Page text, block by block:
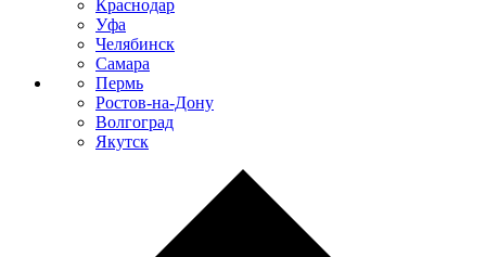
Краснодар
Уфа
Челябинск
Самара
Пермь
Ростов-на-Дону
Волгоград
Якутск